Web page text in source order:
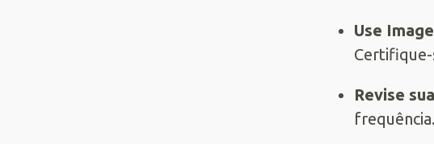
Use
Revise